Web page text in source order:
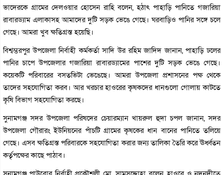
ভাদেরকে গ্রামের দেলওয়ার হোসেন রাহি বলেন, হঠাৎ পাহাড়ি পানিতে গজারিয়া
রাবারড্যাম এলাকাসহ আমাদের দুটি সড়ক ভেঙে গেছে। ঘরবাড়িও পানির সঙ্গে চলে
গেছে। আমরা খুব ক্ষতিগ্রস্ত হয়েছি।
বিশ্বম্ভরপুর উপজেলা নির্বাহী কর্মকর্তা সাদি উর রহিম জাদিদ জানান, পাহাড়ি ঢলের
পানির চাপে উপজেলার গজারিয়া রাবারড্যামের পাশের দুটি সড়ক ভেঙে গেছে।
কয়েকটি পরিবারের বসতভিটা ভেঙেছে। আমরা উপজেলা প্রশাসনের পক্ষ থেকে
তাদের সহযোগিতা করব। আর খরচার হাওরের কৃষকদের ধানগুলো গোলায় কাটতে
কৃষি বিভাগ সহযোগিতা করছে।
সুনামগঞ্জ সদর উপজেলা পরিষদের চেয়ারম্যান খায়রুল হুদা চপল জানান, সদর
উপজেলা গৌরারং ইউনিয়নের পাঁচটি গ্রামের কৃষকের ধান বানের পানিতে তলিয়ে
গেছে। এসব ক্ষতিগ্রস্ত পরিবারকে সহযোগিতা করার জন্য তালিকা তৈরি করে ঊর্ধ্বতন
কর্তৃপক্ষের কাছে পাঠাব।